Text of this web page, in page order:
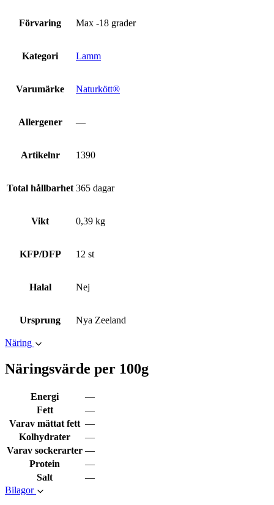
Förvaring Max -18 grader
Kategori Lamm
Varumärke Naturkött®
Allergener —
Artikelnr 1390
Total hållbarhet 365 dagar
Vikt 0,39 kg
KFP/DFP 12 st
Halal Nej
Ursprung Nya Zeeland
Näring
Näringsvärde per 100g
Energi
—
Fett
—
Varav mättat fett —
Kolhydrater
—
Varav sockerarter —
Protein
—
Salt
—
Bilagor